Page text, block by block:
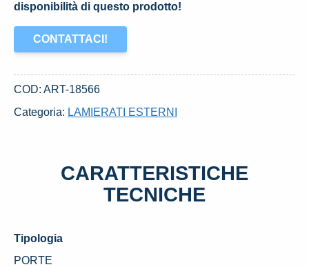
disponibilità di questo prodotto!
CONTATTACI!
COD: ART-18566
Categoria: LAMIERATI ESTERNI
CARATTERISTICHE
TECNICHE
Tipologia
PORTE